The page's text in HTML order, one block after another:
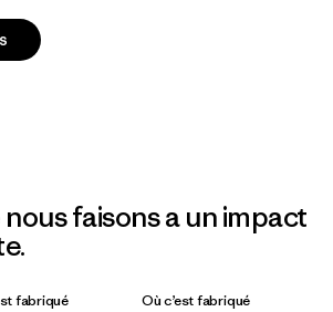
faisons a un impact
fabriqué Où c’est fabriqué